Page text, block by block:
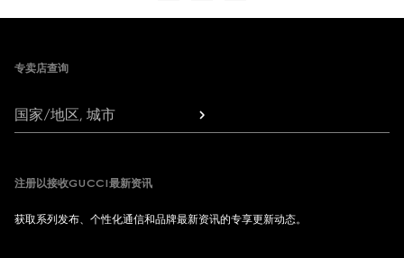
专卖店查询
国家/地区, 城市
注册以接收GUCCI最新资讯
获取系列发布、个性化通信和品牌最新资讯的专享更新动态。